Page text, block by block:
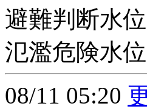
避難判断水
氾濫危険水
08/11 05:20